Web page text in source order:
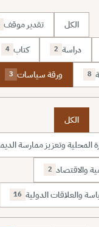
الكل تقدير موقف
دراسة 2 كتاب 4
8 ورقة سياسات 3
الكل
المحلية وتعزيز ممارسة
والاقتصاد 2
والعلاقات الدولية 16